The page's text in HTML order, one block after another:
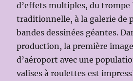
d’effets multiples, du trompe
traditionnelle, à la galerie de
bandes dessinées géantes.
production, la première
d’aéroport avec une
valises à roulettes est